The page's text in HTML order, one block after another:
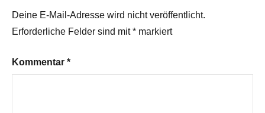
Deine E-Mail-Adresse wird nicht veröffentlicht.
Erforderliche Felder sind mit* markiert
Kommentar *